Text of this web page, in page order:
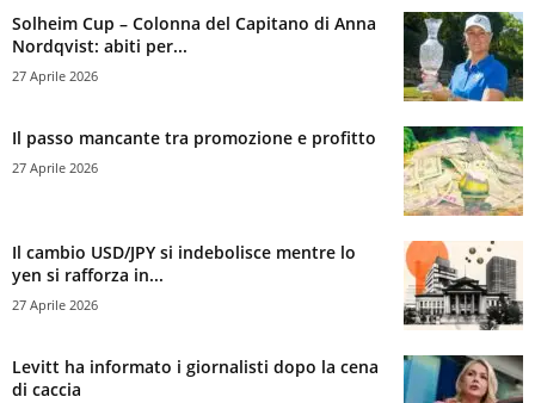
Solheim Cup – Colonna del Capitano di Anna
Nordqvist: abiti per...
27 Aprile 2026
Il passo mancante tra promozione e profitto
27 Aprile 2026
Il cambio USD/JPY si indebolisce mentre lo
yen si rafforza in...
27 Aprile 2026
Levitt ha informato i giornalisti dopo la cena
di caccia